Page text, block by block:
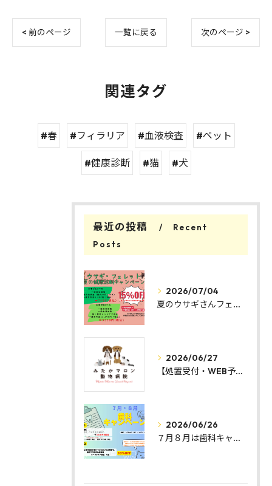
< 前のページ 一覧に戻る 次のページ >
関連タグ
#春 #フィラリア #血液検査 #ペット
#健康診断 #猫 #犬
最近の投稿
Recent
Posts
2026/07/04
夏のウサギさんフェレットさん健康診断キャンペーンのお知らせ
2026/06/27
【処置受付・WEB予約方法変更のお知らせ】
2026/06/26
７月８月は歯科キャンペーン🦷